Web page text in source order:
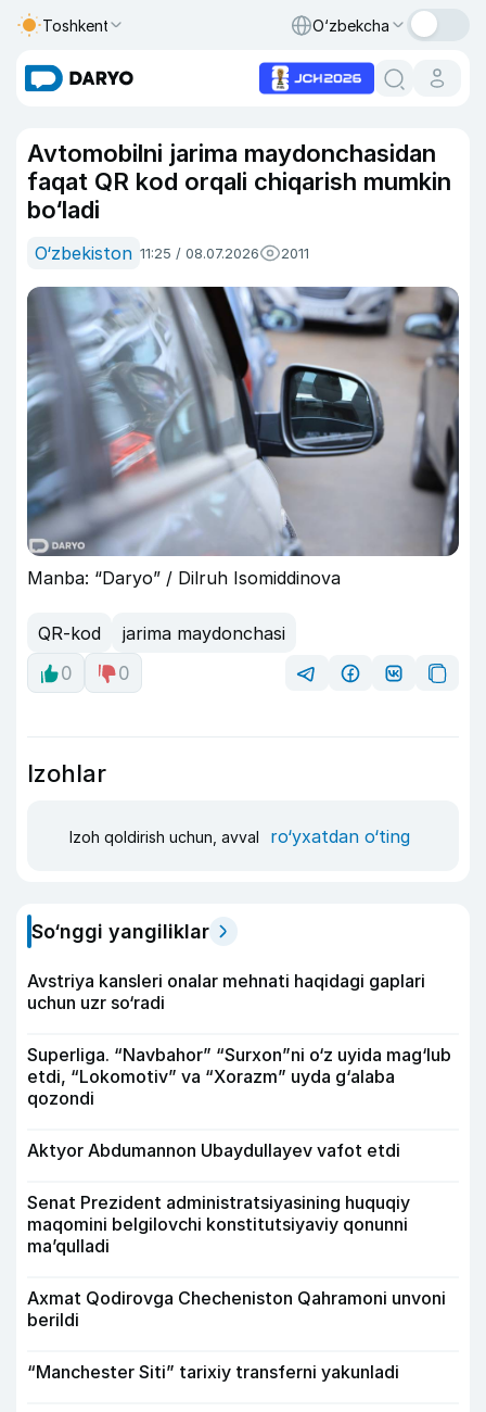
Toshkent O‘zbekcha
Avtomobilni jarima maydonchasidan
faqat QR kod orqali chiqarish mumkin
bo‘ladi
O‘zbekiston 11:25 / 08.07.2026 2011
Manba: “Daryo” / Dilruh Isomiddinova
QR-kod
jarima maydonchasi
0
0
Izohlar
Izoh qoldirish uchun, avval ro‘yxatdan o‘ting
So‘nggi yangiliklar
Avstriya kansleri onalar mehnati haqidagi gaplari
uchun uzr so‘radi
Superliga. “Navbahor” “Surxon”ni o‘z uyida mag‘lub
etdi, “Lokomotiv” va “Xorazm” uyda g‘alaba
qozondi
Aktyor Abdu­mannon Ubaydullayev vafot etdi
Senat Prezident administratsiyasining huquqiy
maqomini belgilovchi konstitutsiyaviy qonunni
ma’qulladi
Axmat Qodirovga Checheniston Qahramoni unvoni
berildi
“Manchester Siti” tarixiy transferni yakunladi